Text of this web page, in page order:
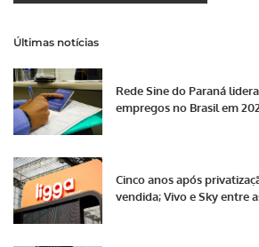
Últimas notícias
Rede Sine do Paraná
empregos no Brasil em
Cinco anos após
vendida; Vivo e Sky entre